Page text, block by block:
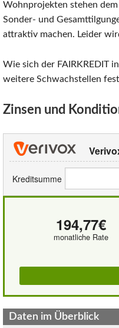
Wohnprojekten stehen
Sonder- und
attraktiv machen. Leider
Wie sich der FAIRKREDIT
weitere Schwachstellen
Zinsen und
Kreditsumme
194,77€
monatliche Rate
Daten im Überblick